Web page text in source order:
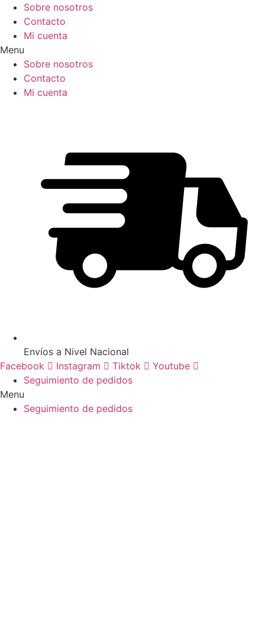
contenido
Sobre nosotros
Contacto
Mi cuenta
Menu
Sobre nosotros
Contacto
Mi cuenta
Envíos a Nivel Nacional
Facebook
Instagram Tiktok
Youtube
Seguimiento de pedidos
Menu
Seguimiento de pedidos